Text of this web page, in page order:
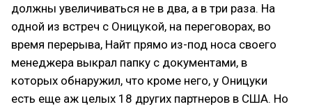
должны увеличиваться не в два, а в три раза. На
одной из встреч с Оницукой, на переговорах, во
время перерыва, Найт прямо из-под носа своего
менеджера выкрал папку с документами, в
которых обнаружил, что кроме него, у Оницуки
есть еще аж целых 18 других партнеров в США. Но